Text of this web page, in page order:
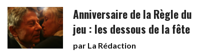
Anniversaire de la Règle du
jeu : les dessous de la fête
par La Rédaction